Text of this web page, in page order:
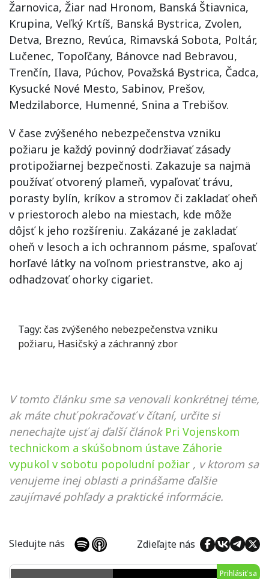
Žarnovica, Žiar nad Hronom, Banská Štiavnica,
Krupina, Veľký Krtíš, Banská Bystrica, Zvolen,
Detva, Brezno, Revúca, Rimavská Sobota, Poltár,
Lučenec, Topoľčany, Bánovce nad Bebravou,
Trenčín, Ilava, Púchov, Považská Bystrica, Čadca,
Kysucké Nové Mesto, Sabinov, Prešov,
Medzilaborce, Humenné, Snina a Trebišov.
V čase zvýšeného nebezpečenstva vzniku
požiaru je každý povinný dodržiavať zásady
protipožiarnej bezpečnosti. Zakazuje sa najmä
používať otvorený plameň, vypaľovať trávu,
porasty bylín, kríkov a stromov či zakladať oheň
v priestoroch alebo na miestach, kde môže
dôjsť k jeho rozšíreniu. Zakázané je zakladať
oheň v lesoch a ich ochrannom pásme, spaľovať
horľavé látky na voľnom priestranstve, ako aj
odhadzovať ohorky cigariet.
Tagy: čas zvýšeného nebezpečenstva vzniku
požiaru, Hasičský a záchranný zbor
V tomto článku sme sa venovali konkrétnej téme,
ak máte chuť pokračovať v čítaní, určite si
nenechajte ujsť aj ďalší článok Pri Vojenskom
technickom a skúšobnom ústave Záhorie
vypukol v sobotu popoludní požiar , v ktorom sa
venujeme inej oblasti a prinášame ďalšie
zaujímavé pohľady a praktické informácie.
Sledujte nás Zdieľajte nás
Prihlásiť sa